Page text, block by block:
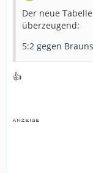
Der neue
überzeugend:
5:2 gegen
👍